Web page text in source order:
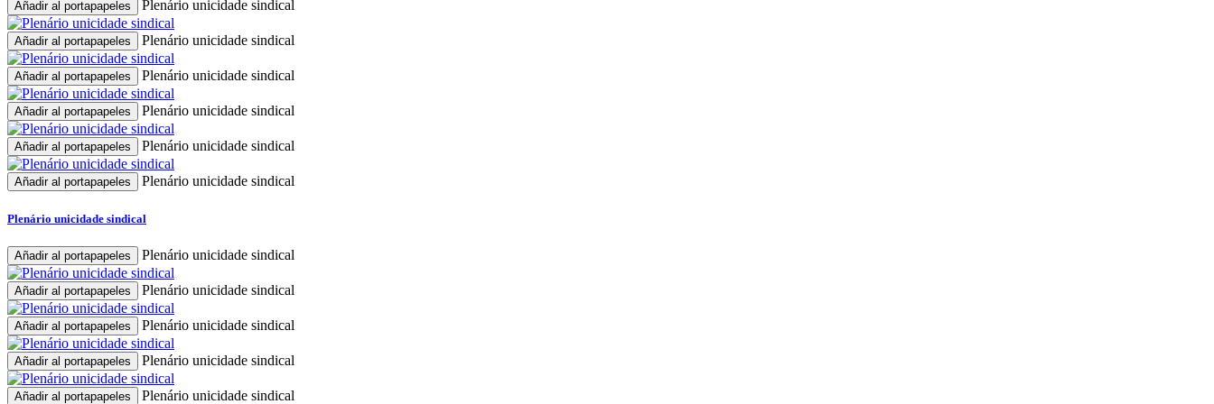
Añadir al portapapeles Plenário unicidade sindical
Añadir al portapapeles Plenário unicidade sindical
Añadir al portapapeles Plenário unicidade sindical
Añadir al portapapeles Plenário unicidade sindical
Añadir al portapapeles Plenário unicidade sindical
Añadir al portapapeles Plenário unicidade sindical
Plenário unicidade sindical
Añadir al portapapeles Plenário unicidade sindical
Añadir al portapapeles Plenário unicidade sindical
Añadir al portapapeles Plenário unicidade sindical
Añadir al portapapeles Plenário unicidade sindical
Añadir al portapapeles Plenário unicidade sindical